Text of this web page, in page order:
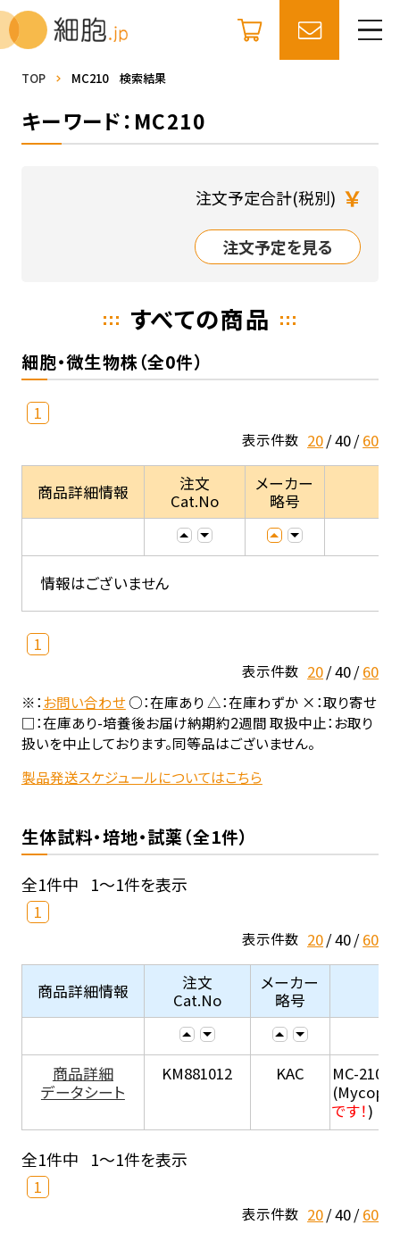
TOP MC210 検索結果
キーワード：MC210
注文予定合計(税別) ￥
注文予定を見る
すべての商品
細胞・微生物株（全0件）
1
表示件数 20 40 60
商品詳細情報
注文
Cat.No
メーカー
略号
情報はございません
1
表示件数 20 40 60
※：お問い合わせ○：在庫あり △：在庫わずか ×：取り寄せ
□：在庫あり-培養後お届け納期約2週間 取扱中止：お取り
扱いを中止しております。同等品はございません。
製品発送スケジュールについてはこちら
生体試料・培地・試薬（全1件）
全1件中 1～1件を表示
1
表示件数 20 40 60
商品詳細情報
注文
Cat.No
メーカー
略号
商品詳細
データシート
KM881012 KAC
MC-210 (
です！)
全1件中 1～1件を表示
1
表示件数 20 40 60